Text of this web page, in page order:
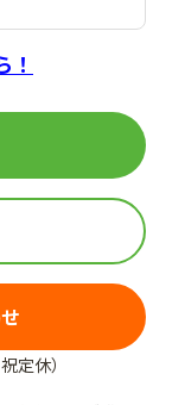
！
定休）